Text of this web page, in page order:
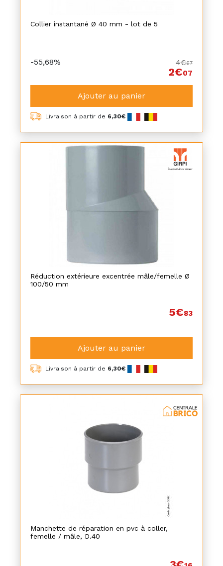
Collier instantané Ø 40 mm - lot de 5
-55,68% 4€67
2€07
Ajouter au panier
Livraison à partir de 6,30€
Réduction extérieure excentrée mâle/femelle Ø
100/50 mm
5€83
Ajouter au panier
Livraison à partir de 6,30€
Manchette de réparation en pvc à coller,
femelle / mâle, D.40